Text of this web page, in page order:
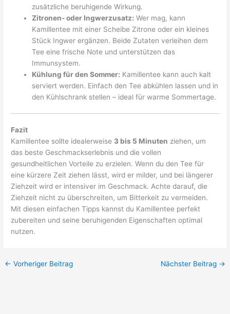
zusätzliche beruhigende Wirkung.
Zitronen- oder Ingwerzusatz: Wer mag, kann
Kamillentee mit einer Scheibe Zitrone oder ein kleines
Stück Ingwer ergänzen. Beide Zutaten verleihen dem
Tee eine frische Note und unterstützen das
Immunsystem.
Kühlung für den Sommer: Kamillentee kann auch kalt
serviert werden. Einfach den Tee abkühlen lassen und in
den Kühlschrank stellen – ideal für warme Sommertage.
Fazit
Kamillentee sollte idealerweise 3 bis 5 Minuten ziehen, um
das beste Geschmackserlebnis und die vollen
gesundheitlichen Vorteile zu erzielen. Wenn du den Tee für
eine kürzere Zeit ziehen lässt, wird er milder, und bei längerer
Ziehzeit wird er intensiver im Geschmack. Achte darauf, die
Ziehzeit nicht zu überschreiten, um Bitterkeit zu vermeiden.
Mit diesen einfachen Tipps kannst du Kamillentee perfekt
zubereiten und seine beruhigenden Eigenschaften optimal
nutzen.
← Vorheriger Beitrag Nächster Beitrag →